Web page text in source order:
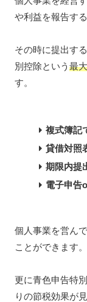
や利益を報告す
その時に提出す
別控除という 最大
す。
複式簿記
貸借対照
期限内提
電子申告
個人事業を営ん
ことができます。
更に青色申告特
りの節税効果が